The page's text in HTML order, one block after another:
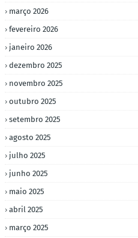
março 2026
fevereiro 2026
janeiro 2026
dezembro 2025
novembro 2025
outubro 2025
setembro 2025
agosto 2025
julho 2025
junho 2025
maio 2025
abril 2025
março 2025